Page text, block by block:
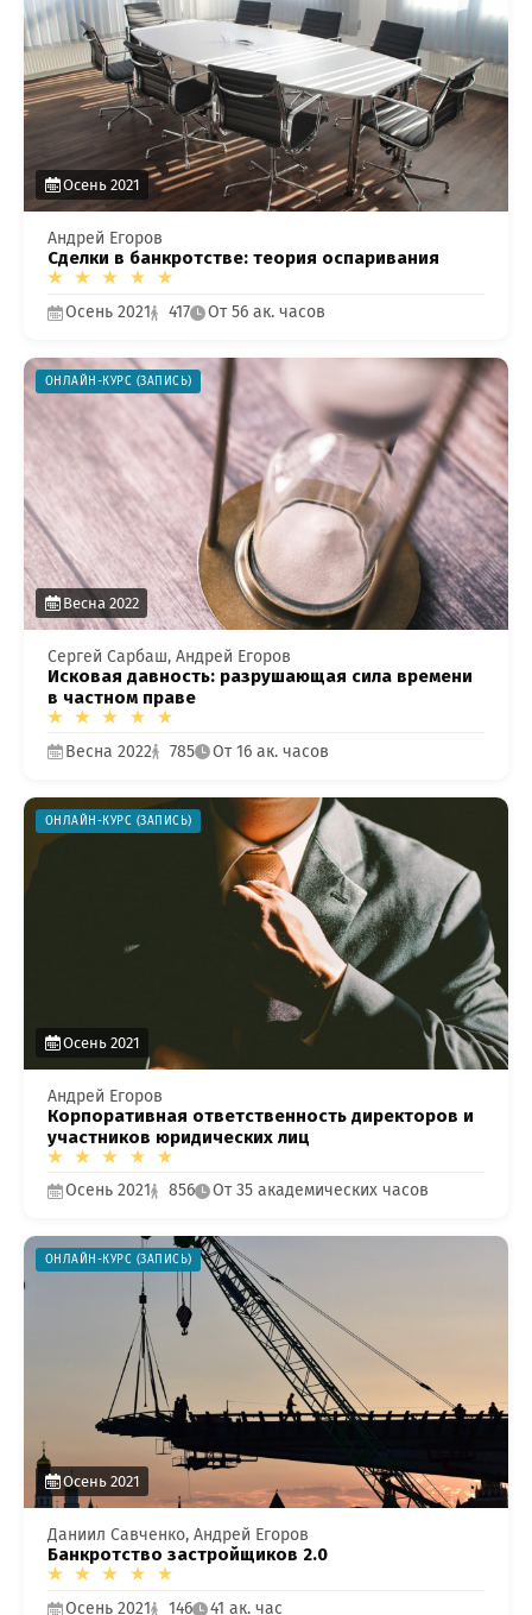
Осень 2021
Андрей Егоров
Сделки в банкротстве: теория оспаривания
Осень 2021 417 От 56 ак. часов
ОНЛАЙН-КУРС (ЗАПИСЬ)
Весна 2022
Сергей Сарбаш, Андрей Егоров
Исковая давность: разрушающая сила времени
в частном праве
Весна 2022 785 От 16 ак. часов
ОНЛАЙН-КУРС (ЗАПИСЬ)
Осень 2021
Андрей Егоров
Корпоративная ответственность директоров и
участников юридических лиц
Осень 2021 856 От 35 академических часов
ОНЛАЙН-КУРС (ЗАПИСЬ)
Осень 2021
Даниил Савченко, Андрей Егоров
Банкротство застройщиков 2.0
Осень 2021 146 41 ак. час
проблемы
с сайтом или
заметили ошибку?